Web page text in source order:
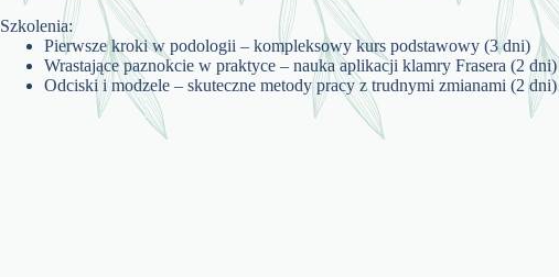
Szkolenia:
Pierwsze kroki w podologii – kompleksowy kurs podstawowy (3 dni)
Wrastające paznokcie w praktyce – nauka aplikacji klamry Frasera (2 dni)
Odciski i modzele – skuteczne metody pracy z trudnymi zmianami (2 dni)